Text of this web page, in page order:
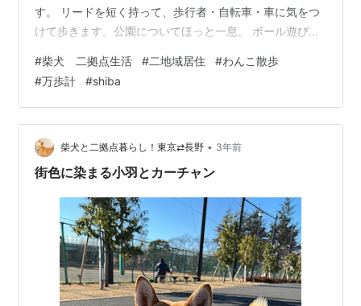
す。 リードを短く持って、歩行者・自転車・車に気をつ
けて歩きます。公園についてほっと一息。 ボール遊びも
足にならないように、遠回りして帰りました。 散歩終わ
って用事を済ませたり買い物をしたりして、夕方スマホ
を見てみたら 気づけば12,000歩を超えていました。 正
直、山里ではこんなに歩かないです。 基本は車移動なの
で、日常の中で歩くという行為自体が少なめなんですよ
ね。 農繁期の運動量はかなり…
#柴犬 二拠点生活 #二地域居住 #わんこ散歩
#万歩計 #shiba
柴犬と二拠点暮らし！東京⇄長野 • 3年前
街色に染まる小羽とカーチャン